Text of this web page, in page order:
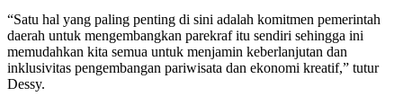
“Satu hal yang paling penting di sini adalah komitmen pemerintah
daerah untuk mengembangkan parekraf itu sendiri sehingga ini
memudahkan kita semua untuk menjamin keberlanjutan dan
inklusivitas pengembangan pariwisata dan ekonomi kreatif,” tutur
Dessy.